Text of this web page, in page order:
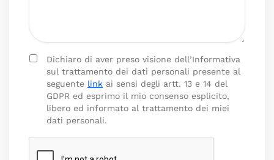
Dichiaro di aver preso visione dell’Informativa
sul trattamento dei dati personali presente al
seguente link ai sensi degli artt. 13 e 14 del
GDPR ed esprimo il mio consenso esplicito,
libero ed informato al trattamento dei miei
dati personali.